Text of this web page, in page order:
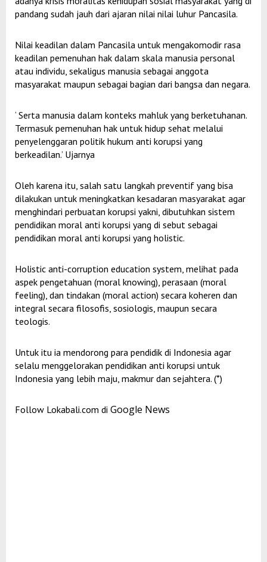
pandang sudah jauh dari ajaran nilai nilai luhur Pancasila.
Nilai keadilan dalam Pancasila untuk mengakomodir rasa
keadilan pemenuhan hak dalam skala manusia personal
atau individu, sekaligus manusia sebagai anggota
masyarakat maupun sebagai bagian dari bangsa dan negara.
‘ Serta manusia dalam konteks mahluk yang berketuhanan.
Termasuk pemenuhan hak untuk hidup sehat melalui
penyelenggaran politik hukum anti korupsi yang
berkeadilan.’ Ujarnya
Oleh karena itu, salah satu langkah preventif yang bisa
dilakukan untuk meningkatkan kesadaran masyarakat agar
menghindari perbuatan korupsi yakni, dibutuhkan sistem
pendidikan moral anti korupsi yang di sebut sebagai
pendidikan moral anti korupsi yang holistic.
Holistic anti-corruption education system, melihat pada
aspek pengetahuan (moral knowing), perasaan (moral
feeling), dan tindakan (moral action) secara koheren dan
integral secara filosofis, sosiologis, maupun secara
teologis.
Untuk itu ia mendorong para pendidik di Indonesia agar
selalu menggelorakan pendidikan anti korupsi untuk
Indonesia yang lebih maju, makmur dan sejahtera. (*)
Follow Lokabali.com di Google News